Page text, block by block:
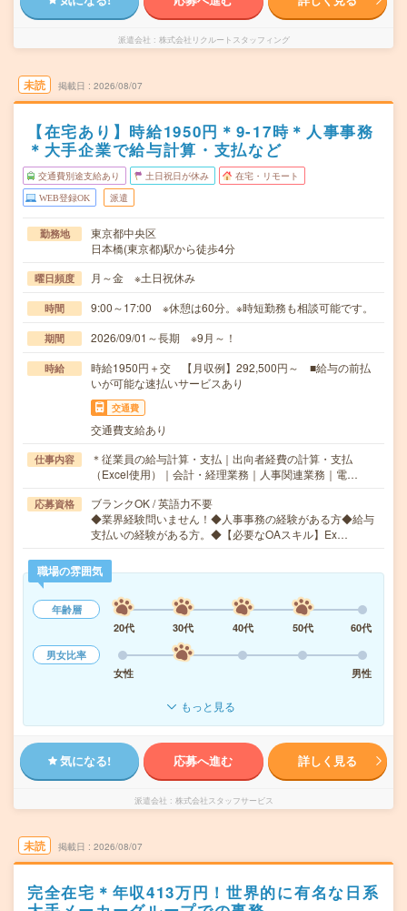
派遣会社 株式会社リクルートスタッフィング
未読 掲載日 2026/08/07
【在宅あり】時給1950円＊9-17時＊人事事務
＊大手企業で給与計算・支払など
交通費別途支給あり 土日祝日が休み 在宅・リモート
WEB登録OK 派遣
勤務地
東京都中央区
日本橋(東京都)駅から徒歩4分
曜日頻度 月～金 ※土日祝休み
時間 9:00～17:00 ※休憩は60分。※時短勤務も相談可能です。
期間 2026/09/01～長期 ※9月～！
時給
時給1950円＋交 【月収例】292,500円～ ■給与の前払
いが可能な速払いサービスあり
交通費
交通費支給あり
仕事内容
＊従業員の給与計算・支払｜出向者経費の計算・支払
（Excel使用）｜会計・経理業務｜人事関連業務｜電…
応募資格
ブランクOK / 英語力不要
◆業界経験問いません！◆人事事務の経験がある方◆給与
支払いの経験がある方。◆【必要なOAスキル】Ex…
職場の雰囲気
年齢層
20代
30代 40代 50代
60代
男女比率
女性
男性
もっと見る
気になる! 応募へ進む 詳しく見る
派遣会社 株式会社スタッフサービス
未読 掲載日 2026/08/07
完全在宅＊年収413万円！世界的に有名な日系